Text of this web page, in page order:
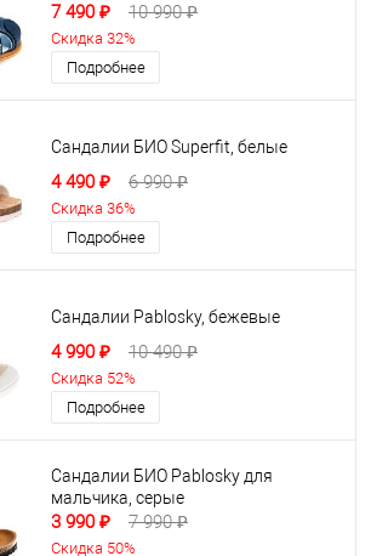
7 490 ₽ 10 990 ₽
Скидка 32%
Подробнее
Сандалии БИО Superfit, белые
4 490 ₽ 6 990 ₽
Скидка 36%
Подробнее
Сандалии Pablosky, бежевые
4 990 ₽ 10 490 ₽
Скидка 52%
Подробнее
Сандалии БИО Pablosky для
мальчика, серые
3 990 ₽ 7 990 ₽
Скидка 50%